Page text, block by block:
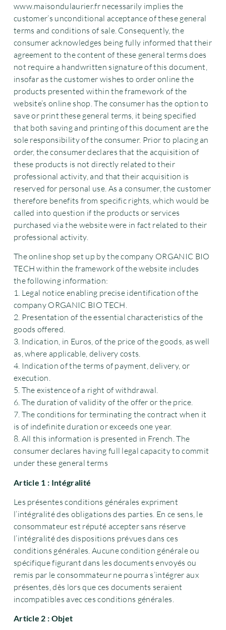
www.maisondulaurier.fr necessarily implies the
customer’s unconditional acceptance of these general
terms and conditions of sale. Consequently, the
consumer acknowledges being fully informed that their
agreement to the content of these general terms does
not require a handwritten signature of this document,
insofar as the customer wishes to order online the
products presented within the framework of the
website’s online shop. The consumer has the option to
save or print these general terms, it being specified
that both saving and printing of this document are the
sole responsibility of the consumer. Prior to placing an
order, the consumer declares that the acquisition of
these products is not directly related to their
professional activity, and that their acquisition is
reserved for personal use. As a consumer, the customer
therefore benefits from specific rights, which would be
called into question if the products or services
purchased via the website were in fact related to their
professional activity.
The online shop set up by the company ORGANIC BIO
TECH within the framework of the website includes
the following information:
1. Legal notice enabling precise identification of the
company ORGANIC BIO TECH.
2. Presentation of the essential characteristics of the
goods offered.
3. Indication, in Euros, of the price of the goods, as well
as, where applicable, delivery costs.
4. Indication of the terms of payment, delivery, or
execution.
5. The existence of a right of withdrawal.
6. The duration of validity of the offer or the price.
7. The conditions for terminating the contract when it
is of indefinite duration or exceeds one year.
8. All this information is presented in French. The
consumer declares having full legal capacity to commit
under these general terms
Article 1 : Intégralité
Les présentes conditions générales expriment
l’intégralité des obligations des parties. En ce sens, le
consommateur est réputé accepter sans réserve
l’intégralité des dispositions prévues dans ces
conditions générales. Aucune condition générale ou
spécifique figurant dans les documents envoyés ou
remis par le consommateur ne pourra s’intégrer aux
présentes, dès lors que ces documents seraient
incompatibles avec ces conditions générales.
Article 2 : Objet